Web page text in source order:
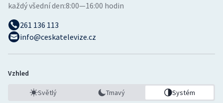
každý všední den:8:00—16:00 hodin
261 136 113
info@ceskatelevize.cz
Vzhled
Světlý Tmavý Systém